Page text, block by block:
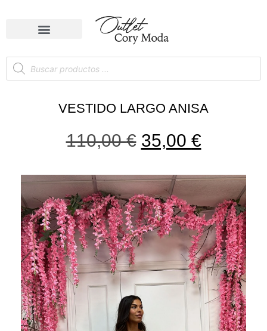
VESTIDO LARGO ANISA
110,00€ 35,00 €